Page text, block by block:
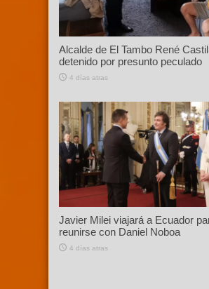
Alcalde de El Tambo René
detenido por presunto peculado
4 días atras
Javier Milei viajará a Ecuador
reunirse con Daniel Noboa
4 días atras